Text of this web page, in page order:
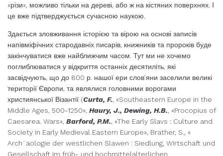
«різи», можливо тільки на дереві, або ж на кістяних поверхнях. І
це вже підтверджується сучасною наукою.
Здається зловживання історією та вірою на основі записів
напівміфічних стародавніх писарів, книжників та пророків буде
закінчуватися вже найближчим часом. Тут ми не хочемо
поглиблюватися у відкриття останніх десятиліть, які
засвідчують, що до 800 р. нашої ери слов’яни заселили великі
території Європи, та являлися головними ворогами
християнської Візантії (Curta, F., «Southeastern Europe in the
Middle Ages, 500-1250», Haury, J., Dewing, H.B., «Procopius of
Caesarea. Wars», Barford, P.M., «The Early Slavs : Culture and
Society in Early Medieval Eastern Europe», Brather, S., «
Arch¨aologie der westlichen Slawen : Siedlung, Wirtschaft und
Gesellschaft im früh- und hochmittelalterlichen